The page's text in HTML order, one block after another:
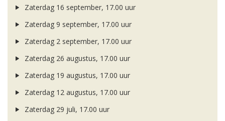
Zaterdag 16 september, 17.00 uur
Zaterdag 9 september, 17.00 uur
Zaterdag 2 september, 17.00 uur
Zaterdag 26 augustus, 17.00 uur
Zaterdag 19 augustus, 17.00 uur
Zaterdag 12 augustus, 17.00 uur
Zaterdag 29 juli, 17.00 uur